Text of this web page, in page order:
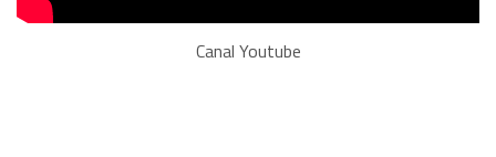
Canal Youtube